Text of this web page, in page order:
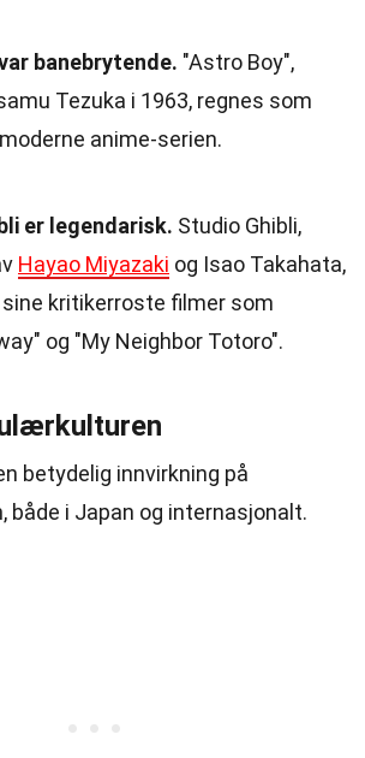
banebrytende. "Astro Boy",
Tezuka i 1963, regnes som
anime-serien.
er legendarisk. Studio Ghibli,
Hayao Miyazaki og Isao Takahata,
kritikerroste filmer som
og "My Neighbor Totoro".
betydelig innvirkning på
både i Japan og internasjonalt.